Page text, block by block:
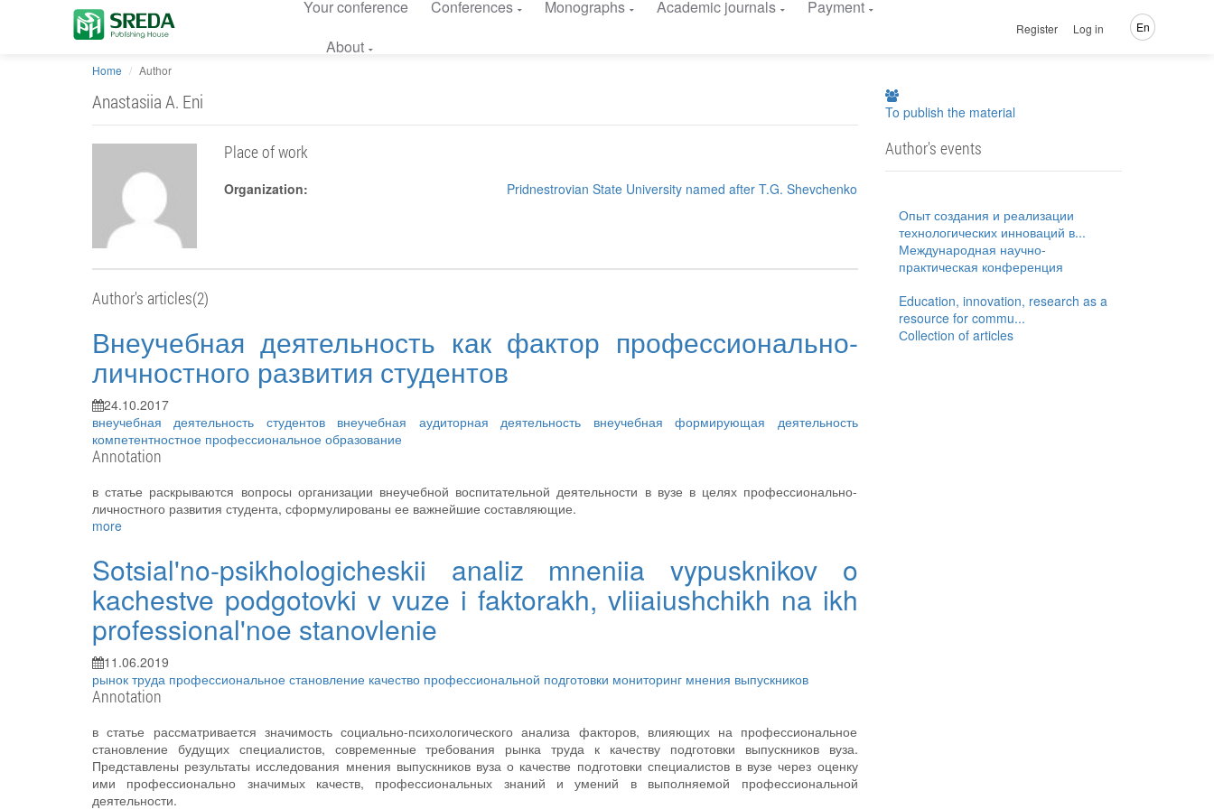
Your conference Conferences Monographs Academic journals
Payment
About
Register Log in En
Home Author
Anastasiia A. Eni
Place of work
Organization: Pridnestrovian State University named after T.G. Shevchenko
Author's articles(2)
Внеучебная деятельность как фактор профессионально-
личностного развития студентов
24.10.2017
внеучебная деятельность студентов внеучебная аудиторная деятельность внеучебная формирующая деятельность
компетентностное профессиональное образование
Annotation
в статье раскрываются вопросы организации внеучебной воспитательной деятельности в вузе в целях профессионально-
личностного развития студента, сформулированы ее важнейшие составляющие.
more
Sotsial'no-psikhologicheskii analiz mneniia vypusknikov o
kachestve podgotovki v vuze i faktorakh, vliiaiushchikh na ikh
professional'noe stanovlenie
11.06.2019
рынок труда профессиональное становление качество профессиональной подготовки мониторинг мнения выпускников
Annotation
в статье рассматривается значимость социально-психологического анализа факторов, влияющих на профессиональное
становление будущих специалистов, современные требования рынка труда к качеству подготовки выпускников вуза.
Представлены результаты исследования мнения выпускников вуза о качестве подготовки специалистов в вузе через оценку
ими профессионально значимых качеств, профессиональных знаний и умений в выполняемой профессиональной
деятельности.
To publish the material
Author's events
Опыт создания и реализации
технологических инноваций в...
Международная научно-
практическая конференция
Education, innovation, research as a
resource for commu...
Сollection of articles